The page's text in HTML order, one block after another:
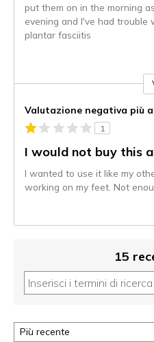
put them on in the morning
evening and I've had
plantar fasciitis
Valutazione negativa più
1
I would not buy this
I wanted to use it like my
working on my feet. Not
15